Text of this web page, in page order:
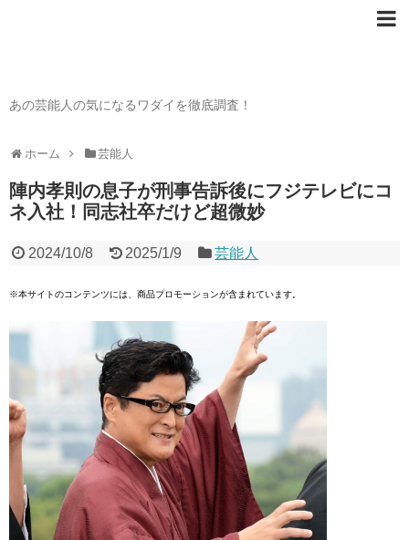
あの芸能人の気になるワダイを徹底調査！
ホーム 芸能人
陣内孝則の息子が刑事告訴後にフジテレビにコ
ネ入社！同志社卒だけど超微妙
2024/10/8 2025/1/9 芸能人
※本サイトのコンテンツには、商品プロモーションが含まれています。